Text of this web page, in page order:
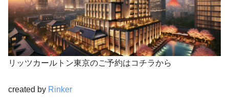
リッツカールトン東京のご予約はコチラから
created by Rinker